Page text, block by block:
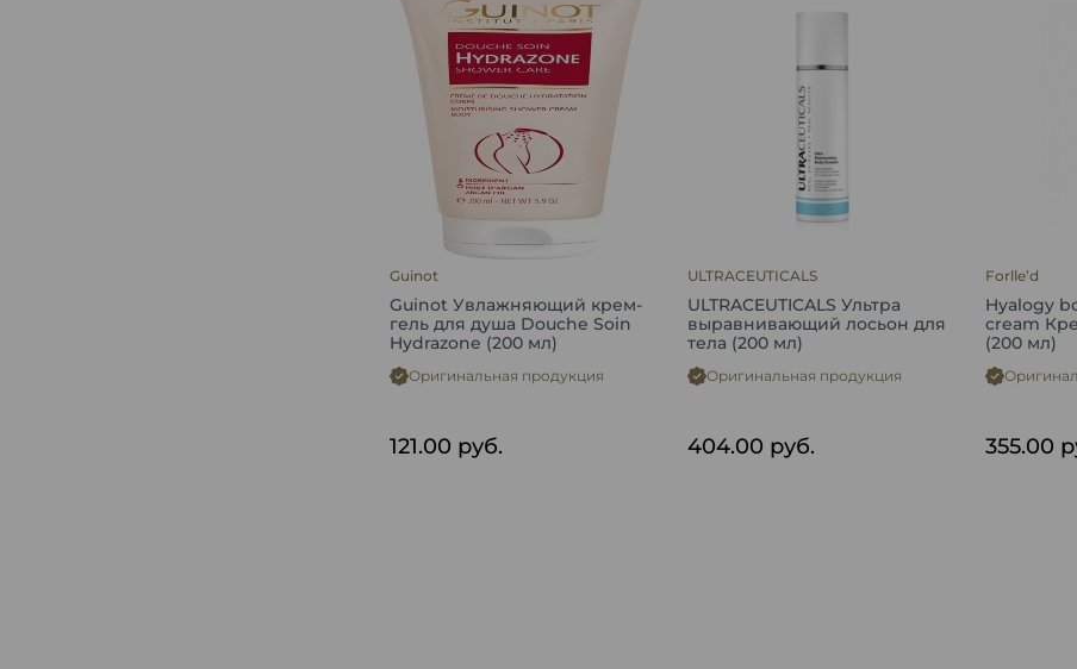
Guinot
Guinot Увлажняющий крем-
гель для душа Douche Soin
Hydrazone (200 мл)
Оригинальная продукция
121.00 руб.
ULTRACEUTICALS
ULTRACEUTICALS Ультра
выравнивающий лосьон для
тела (200 мл)
Оригинальная продукция
404.00 руб.
Forlle’d
Hyalogy
cream
(200 мл)
355.00